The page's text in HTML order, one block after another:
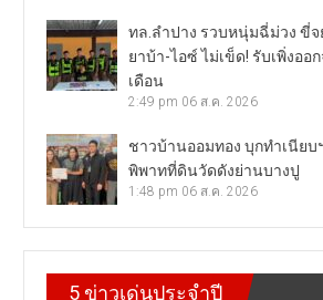
ทล.ลำปาง รวบหนุ่มฉี่ม่วง ขี่จ
ยาบ้า-ไอซ์ ไม่เข็ด! รับเพิ่งออ
เดือน
2:49 pm 06 ส.ค. 2026
ชาวบ้านออมทอง บุกทำเนียบ
พิพาทที่ดินวัดดังย่านบางปู
1:48 pm 06 ส.ค. 2026
5 ข่าวเด่นประจำปี